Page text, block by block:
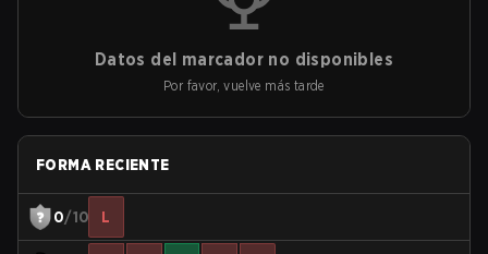
Datos del marcador no disponibles
Por favor, vuelve más tarde
FORMA RECIENTE
0/10 L